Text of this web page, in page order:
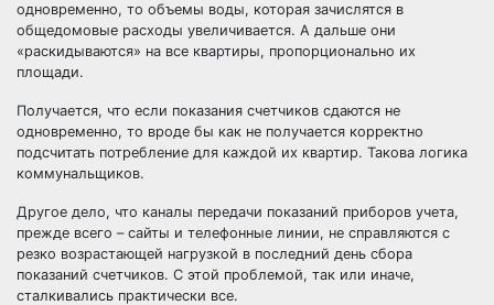
одновременно, то объемы воды, которая зачислятся в
общедомовые расходы увеличивается. А дальше они
«раскидываются» на все квартиры, пропорционально их
площади.
Получается, что если показания счетчиков сдаются не
одновременно, то вроде бы как не получается корректно
подсчитать потребление для каждой их квартир. Такова логика
коммунальщиков.
Другое дело, что каналы передачи показаний приборов учета,
прежде всего – сайты и телефонные линии, не справляются с
резко возрастающей нагрузкой в последний день сбора
показаний счетчиков. С этой проблемой, так или иначе,
сталкивались практически все.